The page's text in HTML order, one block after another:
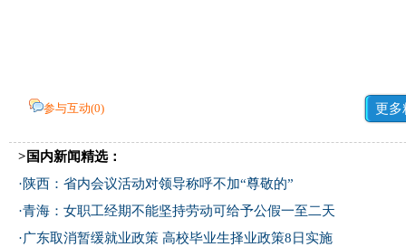
参与互动(0) 更多
>国内新闻精选：
·陕西：省内会议活动对领导称呼不加“尊敬的”
·青海：女职工经期不能坚持劳动可给予公假一至二天
·广东取消暂缓就业政策 高校毕业生择业政策8日实施